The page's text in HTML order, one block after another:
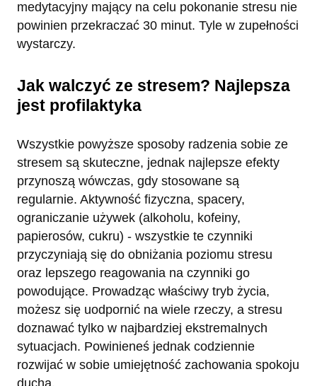
medytacyjny mający na celu pokonanie stresu nie
powinien przekraczać 30 minut. Tyle w zupełności
wystarczy.
Jak walczyć ze stresem? Najlepsza
jest profilaktyka
Wszystkie powyższe sposoby radzenia sobie ze
stresem są skuteczne, jednak najlepsze efekty
przynoszą wówczas, gdy stosowane są
regularnie. Aktywność fizyczna, spacery,
ograniczanie używek (alkoholu, kofeiny,
papierosów, cukru) - wszystkie te czynniki
przyczyniają się do obniżania poziomu stresu
oraz lepszego reagowania na czynniki go
powodujące. Prowadząc właściwy tryb życia,
możesz się uodpornić na wiele rzeczy, a stresu
doznawać tylko w najbardziej ekstremalnych
sytuacjach. Powinieneś jednak codziennie
rozwijać w sobie umiejętność zachowania spokoju